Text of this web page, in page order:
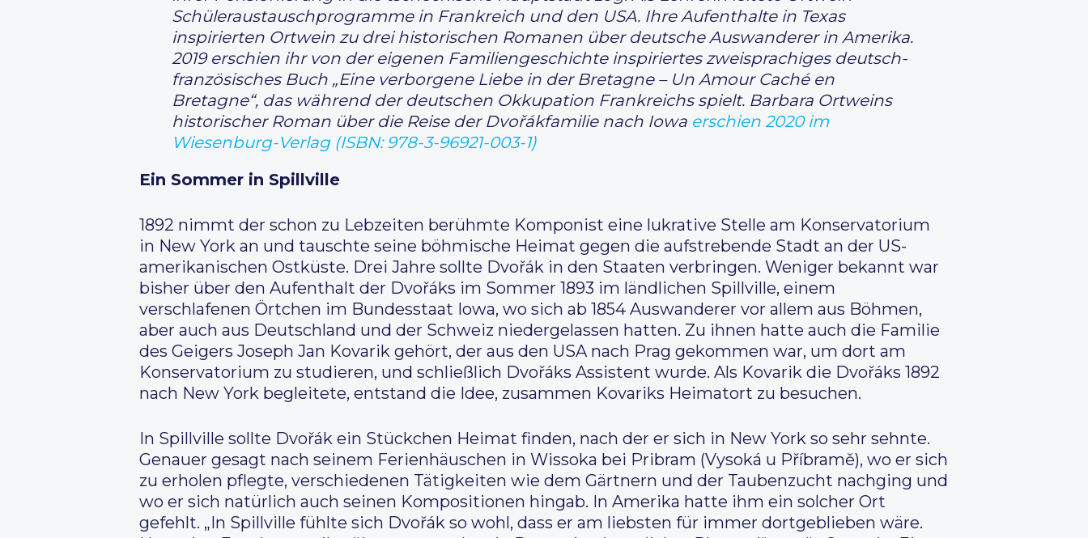
Schüleraustauschprogramme in Frankreich und den USA. Ihre Aufenthalte in Texas
inspirierten Ortwein zu drei historischen Romanen über deutsche Auswanderer in Amerika.
2019 erschien ihr von der eigenen Familiengeschichte inspiriertes zweisprachiges deutsch-
französisches Buch „Eine verborgene Liebe in der Bretagne – Un Amour Caché en
Bretagne“, das während der deutschen Okkupation Frankreichs spielt. Barbara Ortweins
historischer Roman über die Reise der Dvořákfamilie nach Iowa erschien 2020 im
Wiesenburg-Verlag (ISBN: 978-3-96921-003-1)
Ein Sommer in Spillville
1892 nimmt der schon zu Lebzeiten berühmte Komponist eine lukrative Stelle am Konservatorium
in New York an und tauschte seine böhmische Heimat gegen die aufstrebende Stadt an der US-
amerikanischen Ostküste. Drei Jahre sollte Dvořák in den Staaten verbringen. Weniger bekannt war
bisher über den Aufenthalt der Dvořáks im Sommer 1893 im ländlichen Spillville, einem
verschlafenen Örtchen im Bundesstaat Iowa, wo sich ab 1854 Auswanderer vor allem aus Böhmen,
aber auch aus Deutschland und der Schweiz niedergelassen hatten. Zu ihnen hatte auch die Familie
des Geigers Joseph Jan Kovarik gehört, der aus den USA nach Prag gekommen war, um dort am
Konservatorium zu studieren, und schließlich Dvořáks Assistent wurde. Als Kovarik die Dvořáks 1892
nach New York begleitete, entstand die Idee, zusammen Kovariks Heimatort zu besuchen.
In Spillville sollte Dvořák ein Stückchen Heimat finden, nach der er sich in New York so sehr sehnte.
Genauer gesagt nach seinem Ferienhäuschen in Wissoka bei Pribram (Vysoká u Příbramě), wo er sich
zu erholen pflegte, verschiedenen Tätigkeiten wie dem Gärtnern und der Taubenzucht nachging und
wo er sich natürlich auch seinen Kompositionen hingab. In Amerika hatte ihm ein solcher Ort
gefehlt. „In Spillville fühlte sich Dvořák so wohl, dass er am liebsten für immer dortgeblieben wäre.